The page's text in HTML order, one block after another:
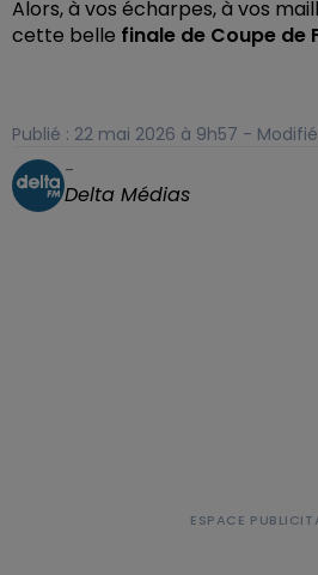
Alors, à vos écharpes, à vos
cette belle finale de Coupe de
Publié : 22 mai 2026 à 9h57 -
-
Delta Médias